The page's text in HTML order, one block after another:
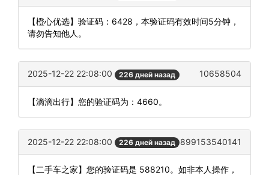
【橙心优选】验证码：6428，本验证码有效时间5分钟，
请勿告知他人。
2025-12-22 22:08:00 226 дней назад 10658504
【滴滴出行】您的验证码为：4660。
2025-12-22 22:08:00 226 дней назад 899153540141
【二手车之家】您的验证码是 588210。如非本人操作，